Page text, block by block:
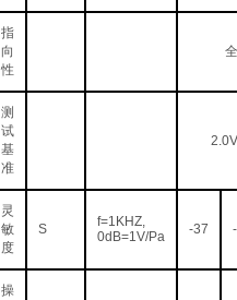
指
向
性
测
试
基
准
灵
敏
度
S
f=1KHZ,
0dB=1V/Pa
-37
操